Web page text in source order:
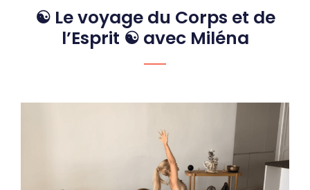
☯ Le voyage du Corps et de
l’Esprit ☯ avec Miléna